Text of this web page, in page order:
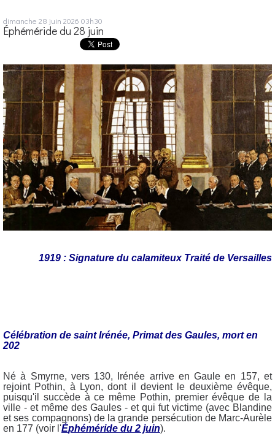
dimanche 28 juin 2026 03h30
Éphéméride du 28 juin
1919 : Signature du calamiteux Traité de Versailles
Célébration de saint Irénée, Primat des Gaules, mort en
202
Né à Smyrne, vers 130, Irénée arrive en Gaule en 157, et
rejoint Pothin, à Lyon, dont il devient le deuxième évêque,
puisqu'il succède à ce même Pothin, premier évêque de la
ville - et même des Gaules - et qui fut victime (avec Blandine
et ses compagnons) de la grande persécution de Marc-Aurèle
en 177 (voir l'Éphéméride du 2 juin).